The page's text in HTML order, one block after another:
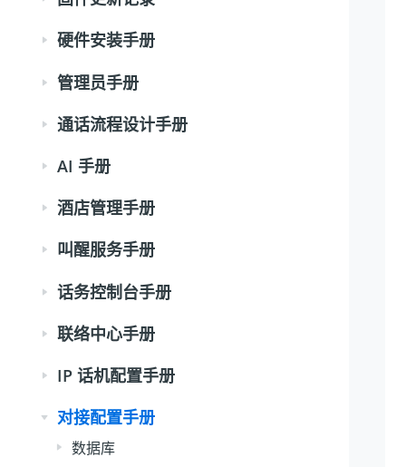
硬件安装手册
管理员手册
通话流程设计手册
AI 手册
酒店管理手册
叫醒服务手册
话务控制台手册
联络中心手册
IP 话机配置手册
对接配置手册
数据库